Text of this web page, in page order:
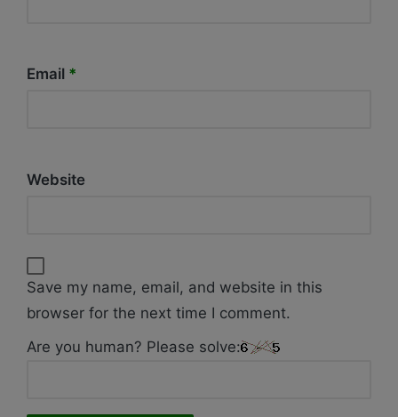
Email *
Website
Save my name, email, and website in this
browser for the next time I comment.
Are you human? Please solve: